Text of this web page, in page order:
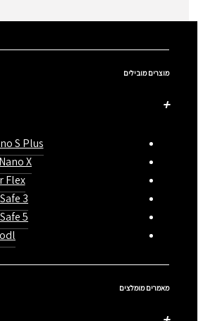
מוצרים מובילים
S Plus
X
Flex
3
5
מאמרים מומלצים